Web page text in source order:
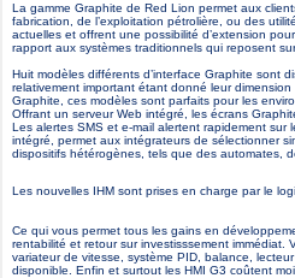
La gamme Graphite de Red Lion permet aux
fabrication, de l’exploitation pétrolière, ou des
actuelles et offrent une possibilité d’extension
rapport aux systèmes traditionnels qui reposent
Huit modèles différents d’interface Graphite sont
relativement important étant donné leur
Graphite, ces modèles sont parfaits pour les
Offrant un serveur Web intégré, les écrans
Les alertes SMS et e-mail alertent rapidement sur
intégré, permet aux intégrateurs de sélectionner
dispositifs hétérogènes, tels que des automates,
Les nouvelles IHM sont prises en charge par le
Ce qui vous permet tous les gains en
rentabilité et retour sur investisssement
variateur de vitesse, système PID, balance,
disponible. Enfin et surtout les HMI G3 coûtent